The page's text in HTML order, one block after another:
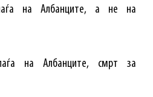
на Албанците, а не на
на Албанците, смрт за